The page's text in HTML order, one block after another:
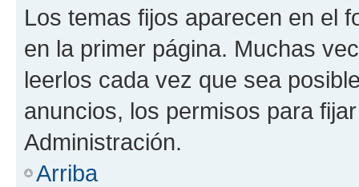
Los temas fijos aparecen en el
en la primer página. Muchas
leerlos cada vez que sea
anuncios, los permisos para
Administración.
Arriba